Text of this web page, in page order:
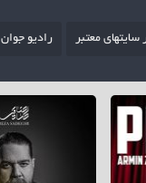
معتبر رادیو جوان